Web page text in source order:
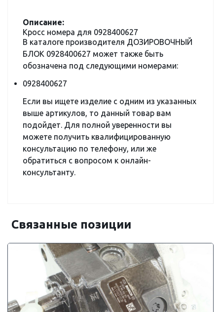
Описание:
Кросс номера для 0928400627
В каталоге производителя ДОЗИРОВОЧНЫЙ
БЛОК 0928400627 может также быть
обозначена под следующими номерами:
0928400627
Если вы ищете изделие с одним из указанных
выше артикулов, то данный товар вам
подойдет. Для полной уверенности вы
можете получить квалифицированную
консультацию по телефону, или же
обратиться с вопросом к онлайн-
консультанту.
Связанные позиции